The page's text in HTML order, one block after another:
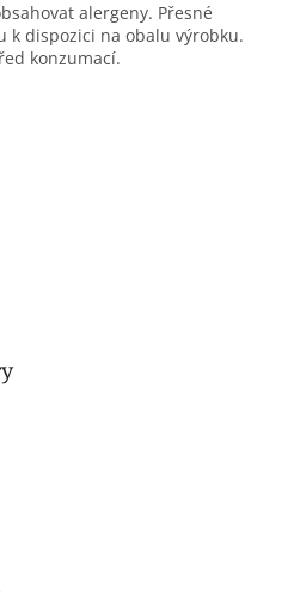
alergeny. Přesné
k dispozici na obalu výrobku.
konzumací.